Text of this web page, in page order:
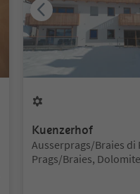
Kuenzerhof
Lokalizacja:
Ausserprags/Braies di
Prags/Braies,